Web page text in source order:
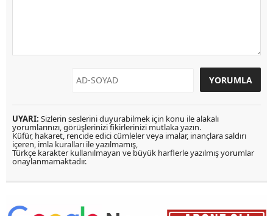
UYARI: Sizlerin seslerini duyurabilmek için konu ile alakalı
yorumlarınızı, görüşlerinizi fikirlerinizi mutlaka yazın.
Küfür, hakaret, rencide edici cümleler veya imalar, inançlara saldırı
içeren, imla kuralları ile yazılmamış,
Türkçe karakter kullanılmayan ve büyük harflerle yazılmış yorumlar
onaylanmamaktadır.